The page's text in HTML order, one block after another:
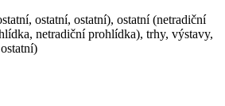
ostatní, ostatní), ostatní (netradiční
netradiční prohlídka), trhy, výstavy,